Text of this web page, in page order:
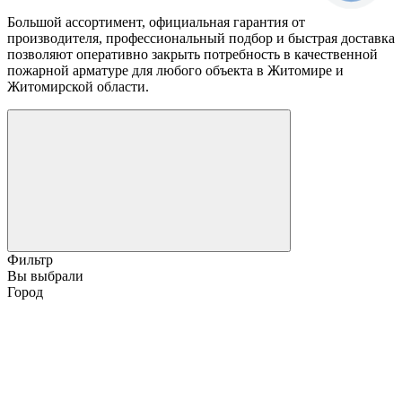
Большой ассортимент, официальная гарантия от
производителя, профессиональный подбор и быстрая доставка
позволяют оперативно закрыть потребность в качественной
пожарной арматуре для любого объекта в Житомире и
Житомирской области.
Фильтр
Вы выбрали
Город